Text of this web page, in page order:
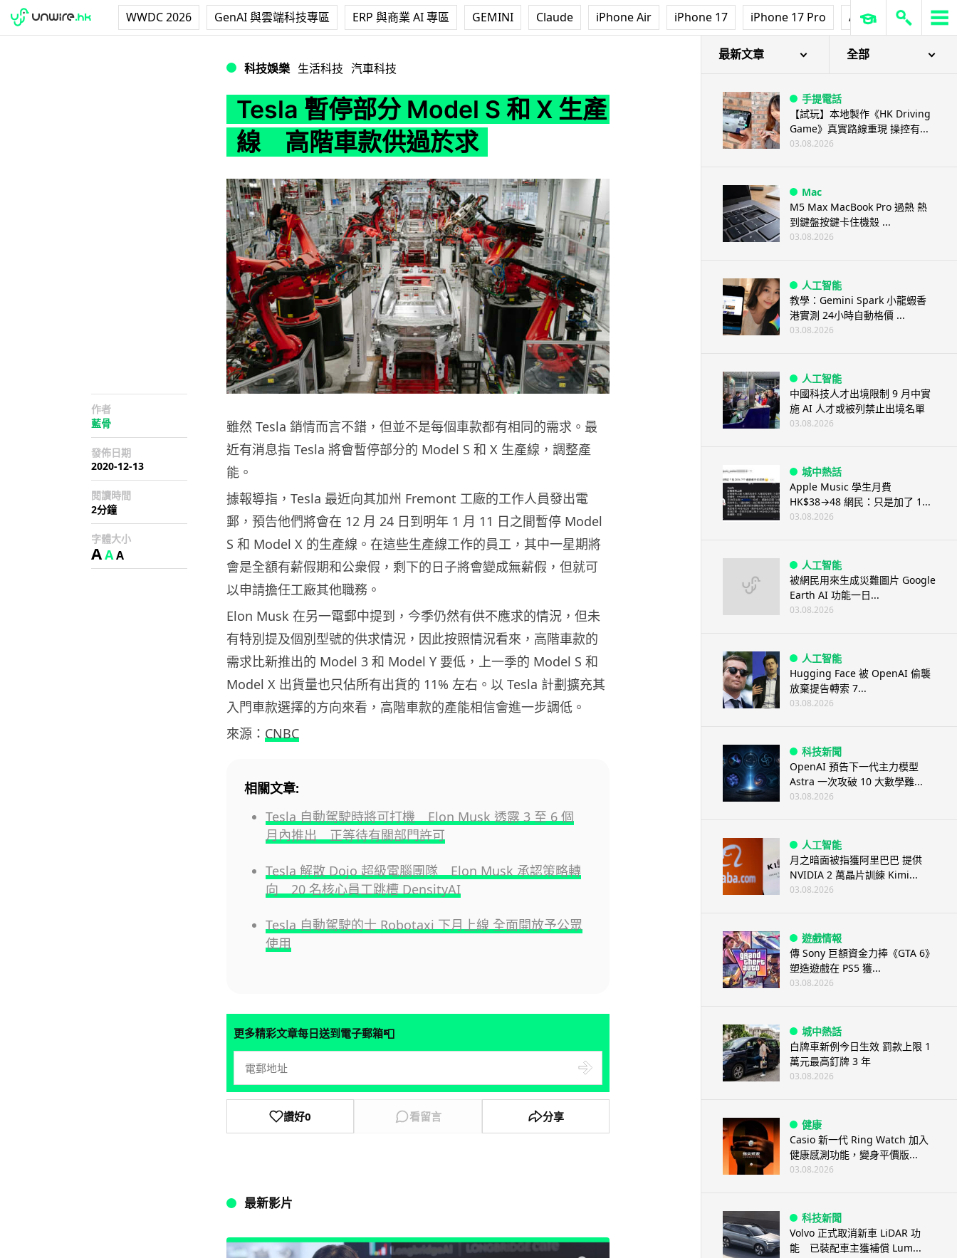
WWDC 2026 GenAI 與雲端科技專區 ERP 與商業 AI 專區 GEMINI Claude iPhone Air iPhone 17 iPhone 17 Pro AirPods Pro 3
科技娛樂 生活科技 汽車科技
Tesla 暫停部分 Model S 和 X 生產
線 高階車款供過於求
作者
藍骨
發佈日期
2020-12-13
閱讀時間
2分鐘
字體大小
AAA
雖然 Tesla 銷情而言不錯，但並不是每個車款都有相同的需求。最
近有消息指 Tesla 將會暫停部分的 Model S 和 X 生產線，調整產
能。
據報導指，Tesla 最近向其加州 Fremont 工廠的工作人員發出電
郵，預告他們將會在 12 月 24 日到明年 1 月 11 日之間暫停 Model
S 和 Model X 的生產線。在這些生產線工作的員工，其中一星期將
會是全額有薪假期和公衆假，剩下的日子將會變成無薪假，但就可
以申請擔任工廠其他職務。
Elon Musk 在另一電郵中提到，今季仍然有供不應求的情況，但未
有特別提及個別型號的供求情況，因此按照情況看來，高階車款的
需求比新推出的 Model 3 和 Model Y 要低，上一季的 Model S 和
Model X 出貨量也只佔所有出貨的 11% 左右。以 Tesla 計劃擴充其
入門車款選擇的方向來看，高階車款的產能相信會進一步調低。
來源： CNBC
相關文章:
Tesla 自動駕駛時將可打機 Elon Musk 透露 3 至 6 個
月內推出 正等待有關部門許可
Tesla 解散 Dojo 超級電腦團隊 Elon Musk 承認策略轉
向 20 名核心員工跳槽 DensityAI
Tesla 自動駕駛的士 Robotaxi 下月上線 全面開放予公眾
使用
更多精彩文章每日送到電子郵箱📮
讚好0 看留言 分享
最新影片
最新文章 全部
手提電話
【試玩】本地製作《HK Driving
Game》真實路線重現 操控有...
03.08.2026
Mac
M5 Max MacBook Pro 過熱 熱
到鍵盤按鍵卡住機殼 ...
03.08.2026
人工智能
教學：Gemini Spark 小龍蝦香
港實測 24小時自動格價 ...
03.08.2026
人工智能
中國科技人才出境限制 9 月中實
施 AI 人才或被列禁止出境名單
03.08.2026
城中熱話
Apple Music 學生月費
HK$38→48 網民：只是加了 1...
03.08.2026
人工智能
被網民用來生成災難圖片 Google
Earth AI 功能一日...
03.08.2026
人工智能
Hugging Face 被 OpenAI 偷襲
放棄提告轉索 7...
03.08.2026
科技新聞
OpenAI 預告下一代主力模型
Astra 一次攻破 10 大數學難...
03.08.2026
人工智能
月之暗面被指獲阿里巴巴 提供
NVIDIA 2 萬晶片訓練 Kimi...
03.08.2026
遊戲情報
傳 Sony 巨額資金力捧《GTA 6》
塑造遊戲在 PS5 獲...
03.08.2026
城中熱話
白牌車新例今日生效 罰款上限 1
萬元最高釘牌 3 年
03.08.2026
健康
Casio 新一代 Ring Watch 加入
健康感測功能，變身平價版...
03.08.2026
科技新聞
Volvo 正式取消新車 LiDAR 功
能 已裝配車主獲補償 Lum...